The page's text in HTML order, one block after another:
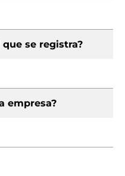
se registra?
empresa?